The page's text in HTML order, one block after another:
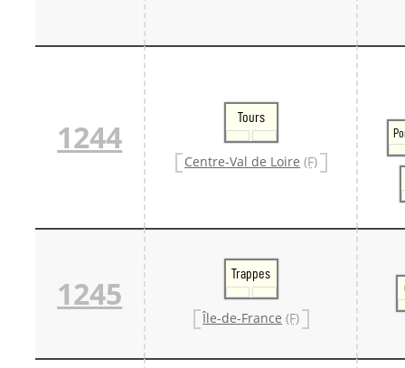
1244
Tours
Centre-Val de Loire (F)
1245
Trappes
Île-de-France (F)